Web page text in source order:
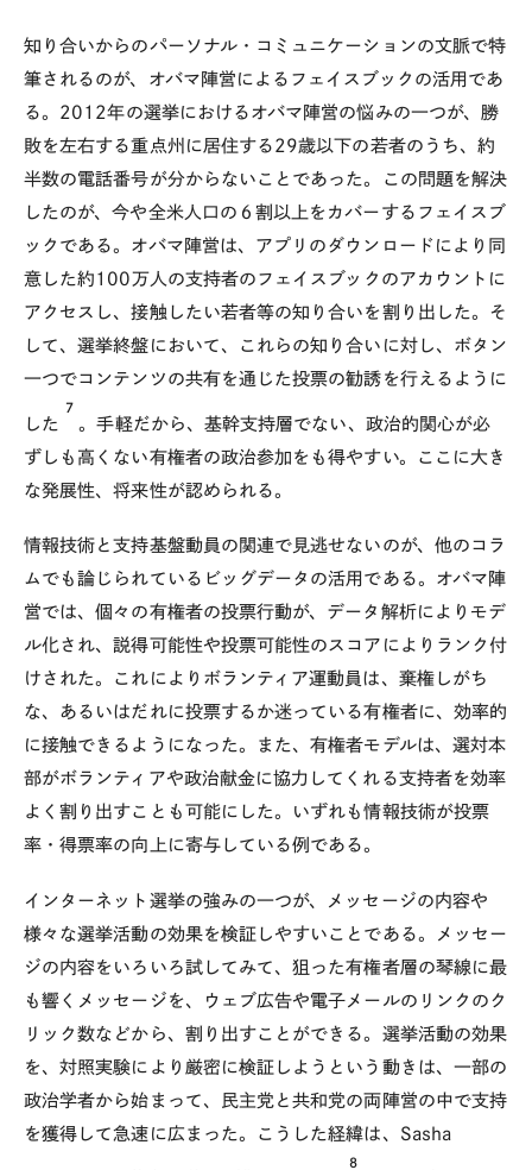
知り合いからのパーソナル・コミュニケーションの文脈で特
筆されるのが、オバマ陣営によるフェイスブックの活用であ
る。2012年の選挙におけるオバマ陣営の悩みの一つが、勝
敗を左右する重点州に居住する29歳以下の若者のうち、約
半数の電話番号が分からないことであった。この問題を解決
したのが、今や全米人口の６割以上をカバーするフェイスブ
ックである。オバマ陣営は、アプリのダウンロードにより同
意した約100万人の支持者のフェイスブックのアカウントに
アクセスし、接触したい若者等の知り合いを割り出した。そ
して、選挙終盤において、これらの知り合いに対し、ボタン
一つでコンテンツの共有を通じた投票の勧誘を行えるように
した
7
。手軽だから、基幹支持層でない、政治的関心が必
ずしも高くない有権者の政治参加をも得やすい。ここに大き
な発展性、将来性が認められる。
情報技術と支持基盤動員の関連で見逃せないのが、他のコラ
ムでも論じられているビッグデータの活用である。オバマ陣
営では、個々の有権者の投票行動が、データ解析によりモデ
ル化され、説得可能性や投票可能性のスコアによりランク付
けされた。これによりボランティア運動員は、棄権しがち
な、あるいはだれに投票するか迷っている有権者に、効率的
に接触できるようになった。また、有権者モデルは、選対本
部がボランティアや政治献金に協力してくれる支持者を効率
よく割り出すことも可能にした。いずれも情報技術が投票
率・得票率の向上に寄与している例である。
インターネット選挙の強みの一つが、メッセージの内容や
様々な選挙活動の効果を検証しやすいことである。メッセー
ジの内容をいろいろ試してみて、狙った有権者層の琴線に最
も響くメッセージを、ウェブ広告や電子メールのリンクのク
リック数などから、割り出すことができる。選挙活動の効果
を、対照実験により厳密に検証しようという動きは、一部の
政治学者から始まって、民主党と共和党の両陣営の中で支持
を獲得して急速に広まった。こうした経緯は、Sasha
8